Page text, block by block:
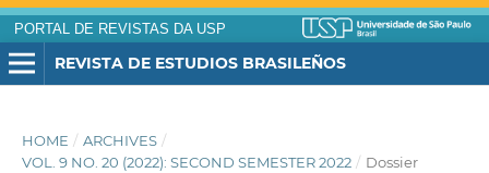
PORTAL DE REVISTAS DA USP
REVISTA DE ESTUDIOS BRASILEÑOS
HOME / ARCHIVES /
VOL. 9 NO. 20 (2022): SECOND SEMESTER 2022 / Dossier